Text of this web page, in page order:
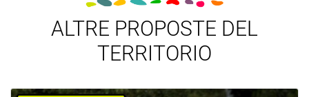
ALTRE PROPOSTE DEL
TERRITORIO